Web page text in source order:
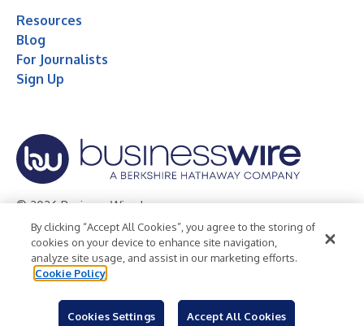
Resources
Blog
For Journalists
Sign Up
© 2026 Business Wire, Inc.
Privacy Policy Cookie Policy
Accessibility Statement
Terms of Use
Legal
By clicking “Accept All Cookies”, you agree to the storing of
cookies on your device to enhance site navigation,
analyze site usage, and assist in our marketing efforts.
Cookie Policy
Cookies Settings Accept All Cookies